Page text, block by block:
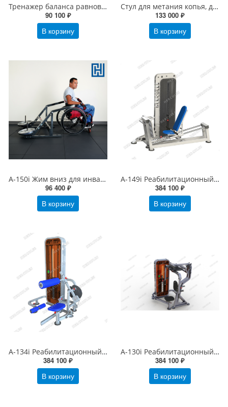
Тренажер баланса равновесия ТРМ №1
90 100 ₽
В корзину
Стул для метания копья, диска, ядра
133 000 ₽
В корзину
А-150i Жим вниз для инвалидов-колясочников (свободный вес)
96 400 ₽
В корзину
А-149i Реабилитационный тренажер Горизонтальный жим ногами
384 100 ₽
В корзину
А-134i Реабилитационный тренажер для мышц пресса
384 100 ₽
В корзину
А-130i Реабилитационный тренажер для мышц груди (Баттерфляй)
384 100 ₽
В корзину